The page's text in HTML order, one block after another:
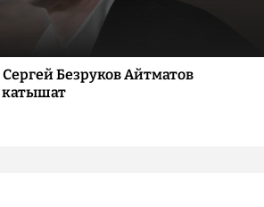
Безруков Айтматов
катышат